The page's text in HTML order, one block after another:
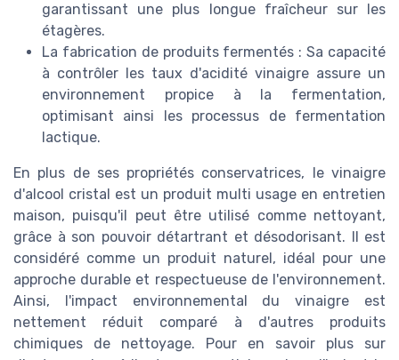
garantissant une plus longue fraîcheur sur les
étagères.
La fabrication de produits fermentés : Sa capacité
à contrôler les taux d'acidité vinaigre assure un
environnement propice à la fermentation,
optimisant ainsi les processus de fermentation
lactique.
En plus de ses propriétés conservatrices, le vinaigre
d'alcool cristal est un produit multi usage en entretien
maison, puisqu'il peut être utilisé comme nettoyant,
grâce à son pouvoir détartrant et désodorisant. Il est
considéré comme un produit naturel, idéal pour une
approche durable et respectueuse de l'environnement.
Ainsi, l'impact environnemental du vinaigre est
nettement réduit comparé à d'autres produits
chimiques de nettoyage. Pour en savoir plus sur